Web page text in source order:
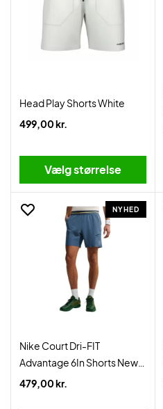
Head Play Shorts White
499,00 kr.
Vælg størrelse
NYHED
Nike Court Dri-FIT
Advantage 6In Shorts New
Slate/Laser Orange
479,00 kr.